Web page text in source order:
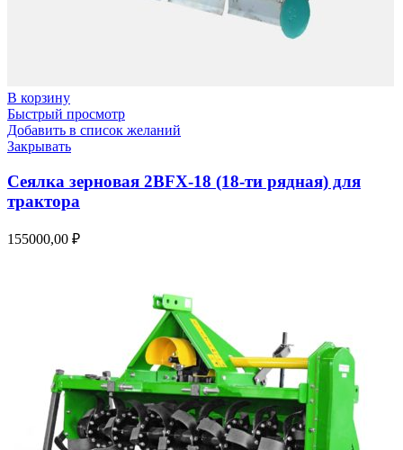
В корзину
Быстрый просмотр
Добавить в список желаний
Закрывать
Сеялка зерновая 2BFX-18 (18-ти рядная) для
трактора
155000,00 ₽